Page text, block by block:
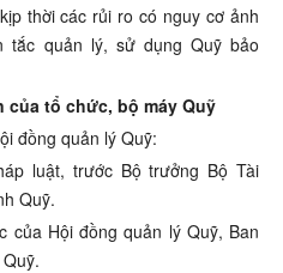
thời các rủi ro có nguy cơ ảnh
tắc quản lý, sử dụng Quỹ bảo
của tổ chức, bộ máy Quỹ
đồng quản lý Quỹ:
luật, trước Bộ trưởng Bộ Tài
Quỹ.
của Hội đồng quản lý Quỹ, Ban